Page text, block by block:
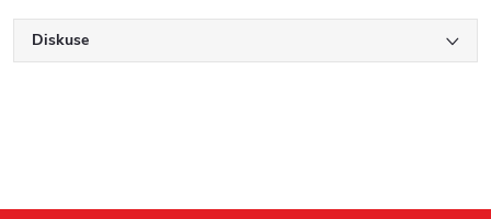
Diskuse